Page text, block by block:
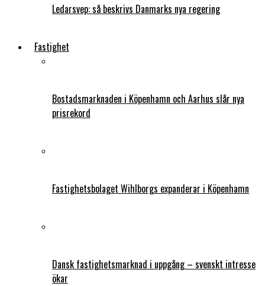
Ledarsvep: så beskrivs Danmarks nya regering
Fastighet
Bostadsmarknaden i Köpenhamn och Aarhus slår nya
prisrekord
Fastighetsbolaget Wihlborgs expanderar i Köpenhamn
Dansk fastighetsmarknad i uppgång – svenskt intresse
ökar